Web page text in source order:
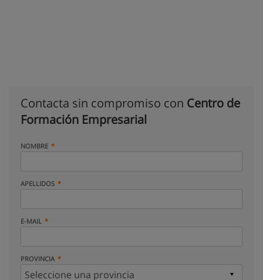
Contacta sin compromiso con Centro de
Formación Empresarial
NOMBRE
APELLIDOS
E-MAIL
PROVINCIA